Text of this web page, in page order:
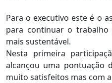
Para o executivo este é o
para continuar o
mais sustentável.
Nesta primeira
alcançou uma pontuação
muito satisfeitos mas com